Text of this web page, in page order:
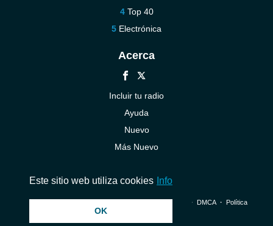
Top 40
Electrónica
Acerca
Incluir tu radio
Ayuda
Nuevo
Más Nuevo
© 2026 InstantAudio. Reservados todos los derechos. ・ DMCA・ Política
Este sitio web utiliza cookies Info
OK